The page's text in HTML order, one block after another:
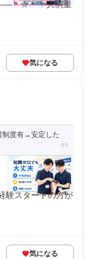
＊☆＊ ✨人柄重
気になる
制度有→安定した
験スタートの方が
気になる